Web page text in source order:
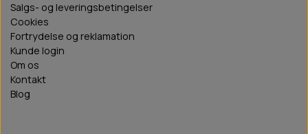
Salgs- og leveringsbetingelser
Cookies
Fortrydelse og reklamation
Kunde login
Om os
Kontakt
Blog